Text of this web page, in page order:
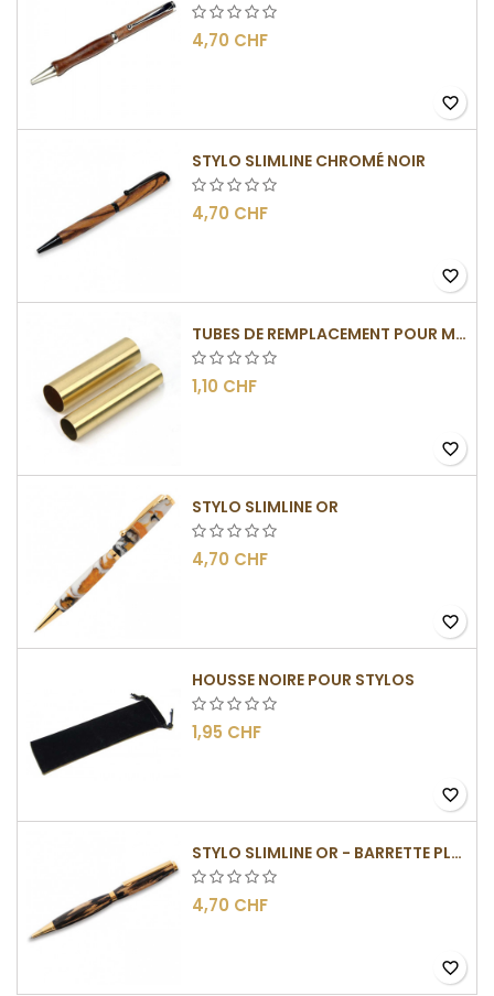
4,70 CHF
favorite_border
STYLO SLIMLINE CHROMÉ NOIR
4,70 CHF
favorite_border
TUBES DE REMPLACEMENT POUR MÉCANISMES SLIMLINE
1,10 CHF
favorite_border
STYLO SLIMLINE OR
4,70 CHF
favorite_border
HOUSSE NOIRE POUR STYLOS
1,95 CHF
favorite_border
STYLO SLIMLINE OR - BARRETTE PLATE
4,70 CHF
favorite_border